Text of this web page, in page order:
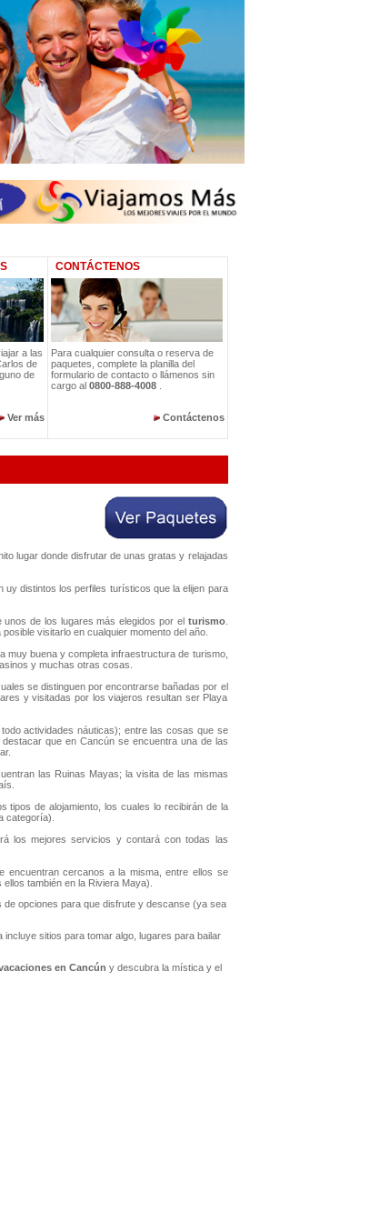
a las
de
de
Ver más
CONTÁCTENOS
Para cualquier consulta o reserva de
paquetes, complete la planilla del
formulario de contacto o llámenos sin
cargo al 0800-888-4008.
Contáctenos
lugar donde disfrutar de unas gratas y relajadas
distintos los perfiles turísticos que la elijen para
de los lugares más elegidos por el turismo.
visitarlo en cualquier momento del año.
buena y completa infraestructura de turismo,
y muchas otras cosas.
se distinguen por encontrarse bañadas por el
y visitadas por los viajeros resultan ser Playa
actividades náuticas); entre las cosas que se
que en Cancún se encuentra una de las
las Ruinas Mayas; la visita de las mismas
tipos de alojamiento, los cuales lo recibirán de la
categoría).
los mejores servicios y contará con todas las
encuentran cercanos a la misma, entre ellos se
también en la Riviera Maya).
opciones para que disfrute y descanse (ya sea
sitios para tomar algo, lugares para bailar
en Cancún y descubra la mística y el